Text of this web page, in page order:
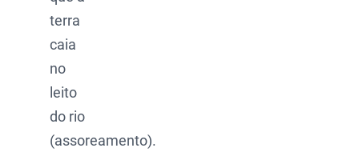
terra
caia
no
leito
do rio
(assoreamento).